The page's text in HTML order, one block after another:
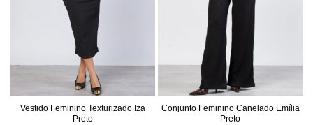
Vestido Feminino Texturizado Iza
Preto
Conjunto Feminino Canelado Emília
Preto